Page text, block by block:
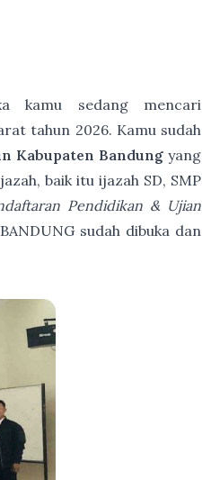
sedang mencari
tahun 2026. Kamu sudah
Kabupaten Bandung yang
baik itu ijazah SD, SMP
Pendidikan & Ujian
sudah dibuka dan